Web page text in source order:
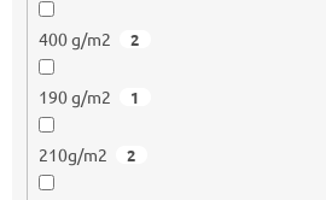
400 g/m2 2
190 g/m2 1
210g/m2 2